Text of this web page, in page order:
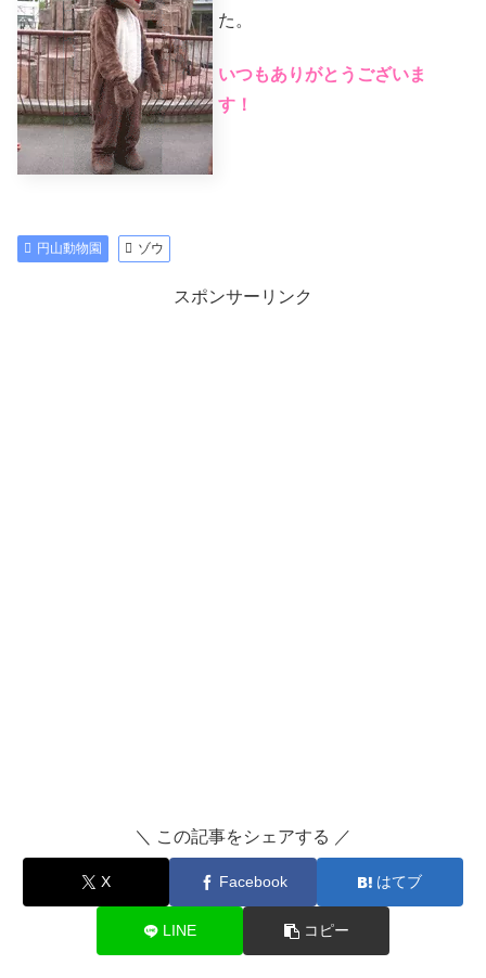
た。
いつもありがとうございま
す！
円山動物園 ゾウ
スポンサーリンク
＼ この記事をシェアする ／
X Facebook はてブ
LINE コピー